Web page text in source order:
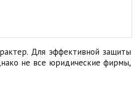
Для эффективной защиты
не все юридические фирмы,